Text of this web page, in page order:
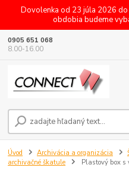
Dovolenka od 23 júla 2026
obdobia budeme
0905 651 068
8.00-16.00
Úvod Archivácia a organizácia
archivačné škatule
Plastový box s